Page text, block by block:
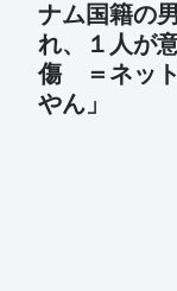
ナム国籍の
れ、１人が
傷 ＝ネット
やん」